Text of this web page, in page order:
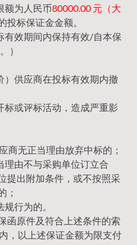
额为人民币80000.00 元（大
投标保证金金额。
有效期间内保持有效/自本保
。）
）供应商在投标有效期内撤
标或评标活动，造成严重影
商无正当理由放弃中标的；
理由不与采购单位订立合
提出附加条件，或不按照采
；
行为的。
函原件及符合上述条件的索
，以上述保证金额为限支付